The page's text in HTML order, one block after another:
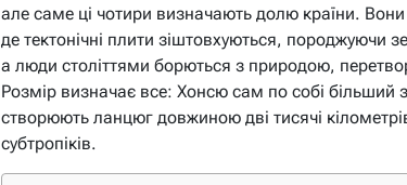
але саме ці чотири визначають долю країни.
де тектонічні плити зіштовхуються, породжуючи
а люди століттями борються з природою,
Розмір визначає все: Хонсю сам по собі більший
створюють ланцюг довжиною дві тисячі
субтропіків.